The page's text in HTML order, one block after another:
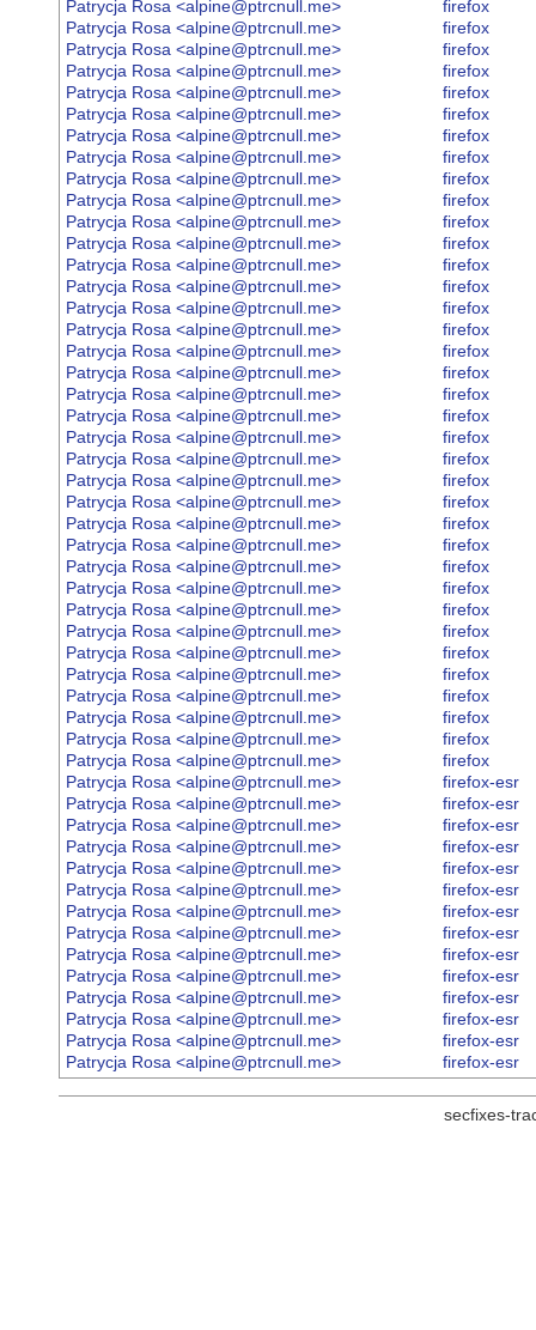
Patrycja Rosa <alpine@ptrcnull.me>
firefox
Patrycja Rosa <alpine@ptrcnull.me>
firefox
Patrycja Rosa <alpine@ptrcnull.me>
firefox
Patrycja Rosa <alpine@ptrcnull.me>
firefox
Patrycja Rosa <alpine@ptrcnull.me>
firefox
Patrycja Rosa <alpine@ptrcnull.me>
firefox
Patrycja Rosa <alpine@ptrcnull.me>
firefox
Patrycja Rosa <alpine@ptrcnull.me>
firefox
Patrycja Rosa <alpine@ptrcnull.me>
firefox
Patrycja Rosa <alpine@ptrcnull.me>
firefox
Patrycja Rosa <alpine@ptrcnull.me>
firefox
Patrycja Rosa <alpine@ptrcnull.me>
firefox
Patrycja Rosa <alpine@ptrcnull.me>
firefox
Patrycja Rosa <alpine@ptrcnull.me>
firefox
Patrycja Rosa <alpine@ptrcnull.me>
firefox
Patrycja Rosa <alpine@ptrcnull.me>
firefox
Patrycja Rosa <alpine@ptrcnull.me>
firefox
Patrycja Rosa <alpine@ptrcnull.me>
firefox
Patrycja Rosa <alpine@ptrcnull.me>
firefox
Patrycja Rosa <alpine@ptrcnull.me>
firefox
Patrycja Rosa <alpine@ptrcnull.me>
firefox
Patrycja Rosa <alpine@ptrcnull.me>
firefox
Patrycja Rosa <alpine@ptrcnull.me>
firefox
Patrycja Rosa <alpine@ptrcnull.me>
firefox
Patrycja Rosa <alpine@ptrcnull.me>
firefox
Patrycja Rosa <alpine@ptrcnull.me>
firefox
Patrycja Rosa <alpine@ptrcnull.me>
firefox
Patrycja Rosa <alpine@ptrcnull.me>
firefox
Patrycja Rosa <alpine@ptrcnull.me>
firefox
Patrycja Rosa <alpine@ptrcnull.me>
firefox
Patrycja Rosa <alpine@ptrcnull.me>
firefox
Patrycja Rosa <alpine@ptrcnull.me>
firefox
Patrycja Rosa <alpine@ptrcnull.me>
firefox
Patrycja Rosa <alpine@ptrcnull.me>
firefox
Patrycja Rosa <alpine@ptrcnull.me>
firefox
Patrycja Rosa <alpine@ptrcnull.me>
firefox
Patrycja Rosa <alpine@ptrcnull.me>
firefox-esr
Patrycja Rosa <alpine@ptrcnull.me>
firefox-esr
Patrycja Rosa <alpine@ptrcnull.me>
firefox-esr
Patrycja Rosa <alpine@ptrcnull.me>
firefox-esr
Patrycja Rosa <alpine@ptrcnull.me>
firefox-esr
Patrycja Rosa <alpine@ptrcnull.me>
firefox-esr
Patrycja Rosa <alpine@ptrcnull.me>
firefox-esr
Patrycja Rosa <alpine@ptrcnull.me>
firefox-esr
Patrycja Rosa <alpine@ptrcnull.me>
firefox-esr
Patrycja Rosa <alpine@ptrcnull.me>
firefox-esr
Patrycja Rosa <alpine@ptrcnull.me>
firefox-esr
Patrycja Rosa <alpine@ptrcnull.me>
firefox-esr
Patrycja Rosa <alpine@ptrcnull.me>
firefox-esr
Patrycja Rosa <alpine@ptrcnull.me>
firefox-esr
secfixes-